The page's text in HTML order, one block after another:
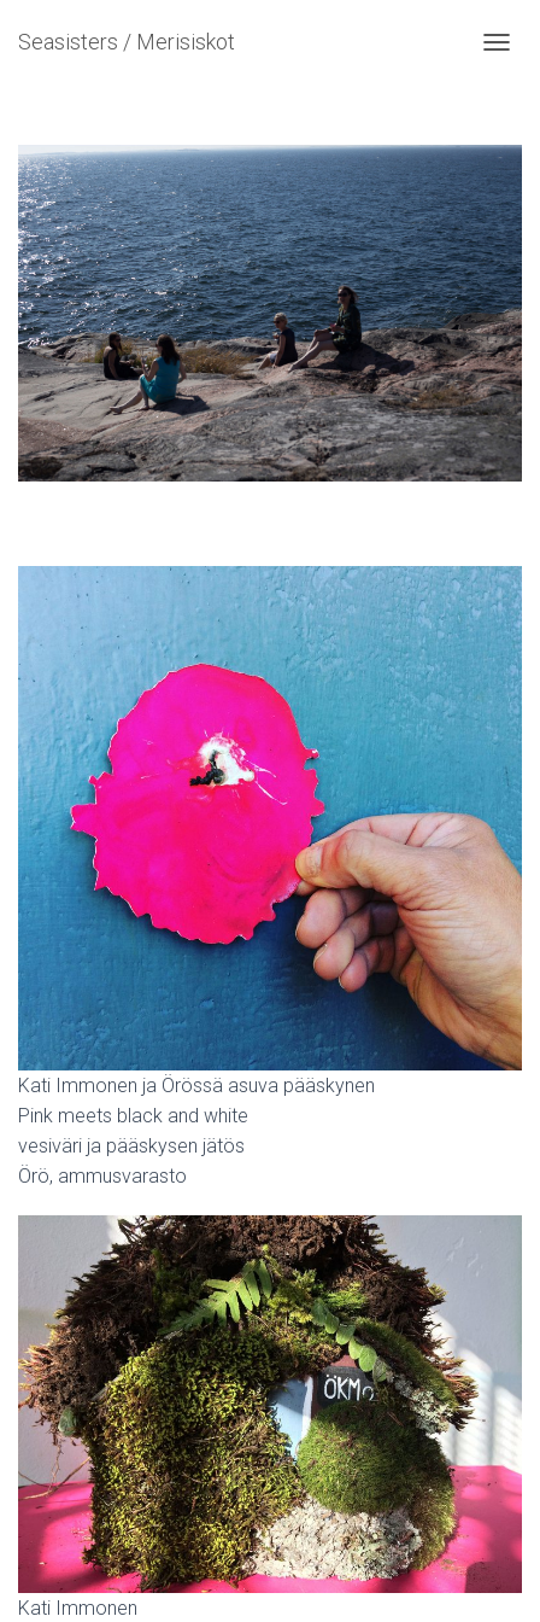
Seasisters / Merisiskot
G
O
I
N
T
I
P
Ä
Ä
L
L
E
/
P
O
Kati Immonen ja Örössä asuva pääskynen
Pink meets black and white
vesiväri ja pääskysen jätös
Örö, ammusvarasto
Kati Immonen